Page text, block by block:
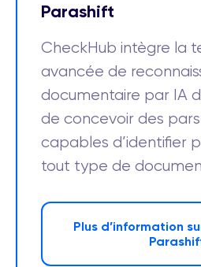
Parashift
CheckHub intègre la
avancée de
documentaire par IA
de concevoir des
capables d’identifier
tout type de
Plus d’information